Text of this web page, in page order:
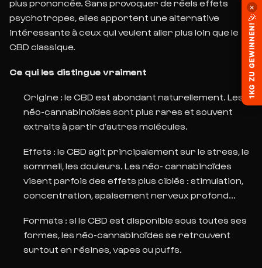
plus prononcée. Sans provoquer de réels effets
psychotropes, elles apportent une alternative
intéressante à ceux qui veulent aller plus loin que le
CBD classique.
Ce qui les distingue vraiment
Origine : le CBD est abondant naturellement. Les
néo-cannabinoïdes sont plus rares et souvent
extraits à partir d’autres molécules.
Effets : le CBD agit principalement sur le stress, le
sommeil, les douleurs. Les néo- cannabinoïdes
visent parfois des effets plus ciblés : stimulation,
concentration, apaisement nerveux profond...
Formats : si le CBD est disponible sous toutes ses
formes, les néo-cannabinoïdes se retrouvent
surtout en résines, vapes ou puffs.
✕
🎉
1KG ZU GEWINNEN!